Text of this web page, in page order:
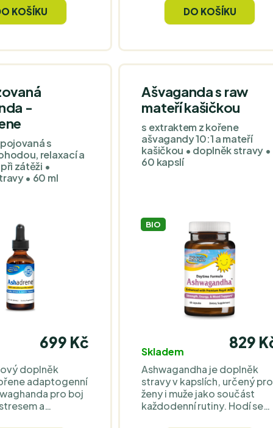
KOŠÍKU
konzervantem je malé
množství oleje z divokého
používá jetelový med a
prášek z řepné šťávy.
DO KOŠÍKU
-
s
relaxací a
zátěži •
• 60 ml
699 Kč
doplněk
adaptogenní
pro boj
a
Ašvaganda s raw
mateří kašičkou
s extraktem z kořene
ašvagandy 10:1 a mateří
kašičkou • doplněk stravy •
60 kapslí
BIO
Skladem
829
Ashwagandha je doplněk
stravy v kapslích, určený pro
ženy i muže jako součást
každodenní rutiny. Hodí se